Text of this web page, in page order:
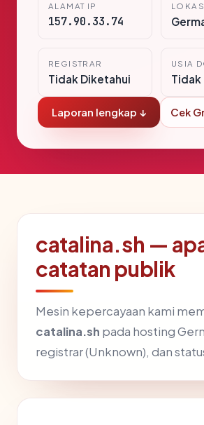
ALAMAT IP
157.90.33.74
REGISTRAR
Tidak Diketahui
USIA
Tidak
Laporan lengkap ↓ Cek
catalina.sh —
catatan publik
Mesin kepercayaan kami
catalina.sh pada hosting
registrar (Unknown), dan